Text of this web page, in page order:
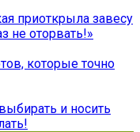
приоткрыла завесу
не оторвать!»
которые точно
и носить